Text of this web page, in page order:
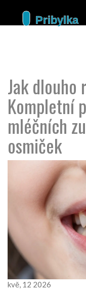
Jak
Kompletní
mléčních
osmiček
kvě, 12 2026